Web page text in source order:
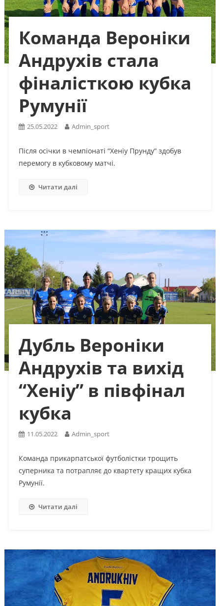
Команда Вероніки
Андрухів стала
фіналісткою кубка
Румунії
25.05.2022 Admin_sport
Після осічки в чемпіонаті “Хеніу Прунду” здобув
перемогу в кубковому матчі.
Читати далі
Дубль Вероніки
Андрухів та вихід
“Хеніу” в півфінал
кубка
11.05.2022 Admin_sport
Команда прикарпатської футболістки трощить
суперника та потрапляє до квартету кращих кубка
Румунії.
Читати далі